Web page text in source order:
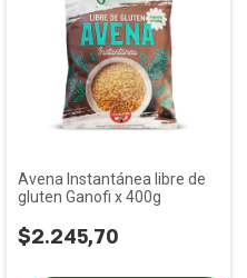
Avena Instantánea libre de
gluten Ganofi x 400g
$2.245,70